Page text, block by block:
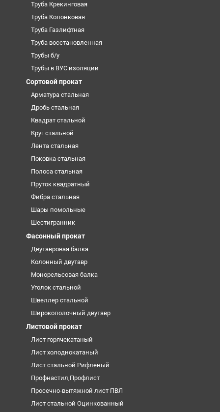
Труба Крекинговая
Труба Колонковая
Труба Газлифтная
Труба восстановленная
Трубы б/у
Трубы в ВУС изоляции
Сортовой прокат
Арматура стальная
Дробь стальная
Квадрат стальной
Круг стальной
Лента стальная
Поковка стальная
Полоса стальная
Пруток квадратный
Фибра стальная
Шары помольные
Шестигранник
Фасонный прокат
Двутавровая балка
Колонный двутавр
Монорельсовая балка
Уголок стальной
Швеллер стальной
Широкополочный двутавр
Листовой прокат
Лист горячекатаный
Лист холоднокатаный
Лист стальной Рифленый
Профнастил,Профлист
Просечно-вытяжной лист ПВЛ
Лист стальной Оцинкованный